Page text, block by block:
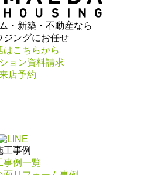
・新築・不動産なら
ジングにお任せ
ョン資料請求
店予約
工事例
事例一覧